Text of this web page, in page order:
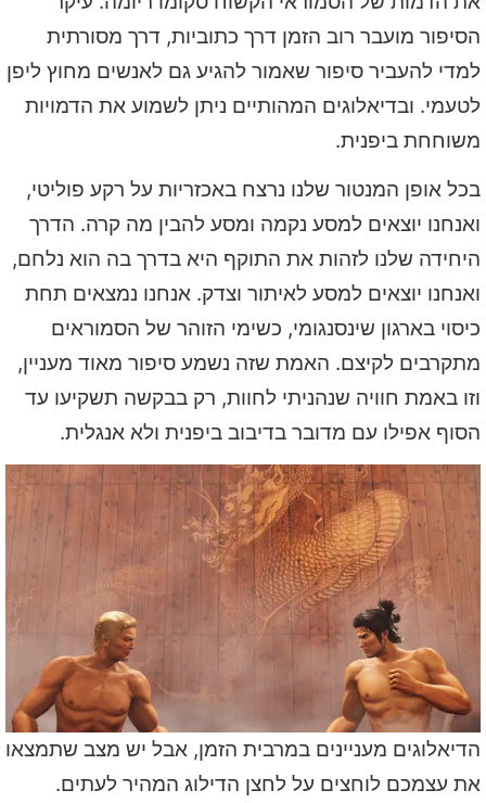
הסיפור מועבר רוב הזמן דרך כתוביות, דרך מסורתית
למדי להעביר סיפור שאמור להגיע גם לאנשים מחוץ ליפן
לטעמי. ובדיאלוגים המהותיים ניתן לשמוע את הדמויות
משוחחת ביפנית.
בכל אופן המנטור שלנו נרצח באכזריות על רקע פוליטי,
ואנחנו יוצאים למסע נקמה ומסע להבין מה קרה. הדרך
היחידה שלנו לזהות את התוקף היא בדרך בה הוא נלחם,
ואנחנו יוצאים למסע לאיתור וצדק. אנחנו נמצאים תחת
כיסוי בארגון שינסנגומי, כשימי הזוהר של הסמוראים
מתקרבים לקיצם. האמת שזה נשמע סיפור מאוד מעניין,
וזו באמת חוויה שנהניתי לחוות, רק בבקשה תשקיעו עד
הסוף אפילו עם מדובר בדיבוב ביפנית ולא אנגלית.
הדיאלוגים מעניינים במרבית הזמן, אבל יש מצב שתמצאו
את עצמכם לוחצים על לחצן הדילוג המהיר לעתים.